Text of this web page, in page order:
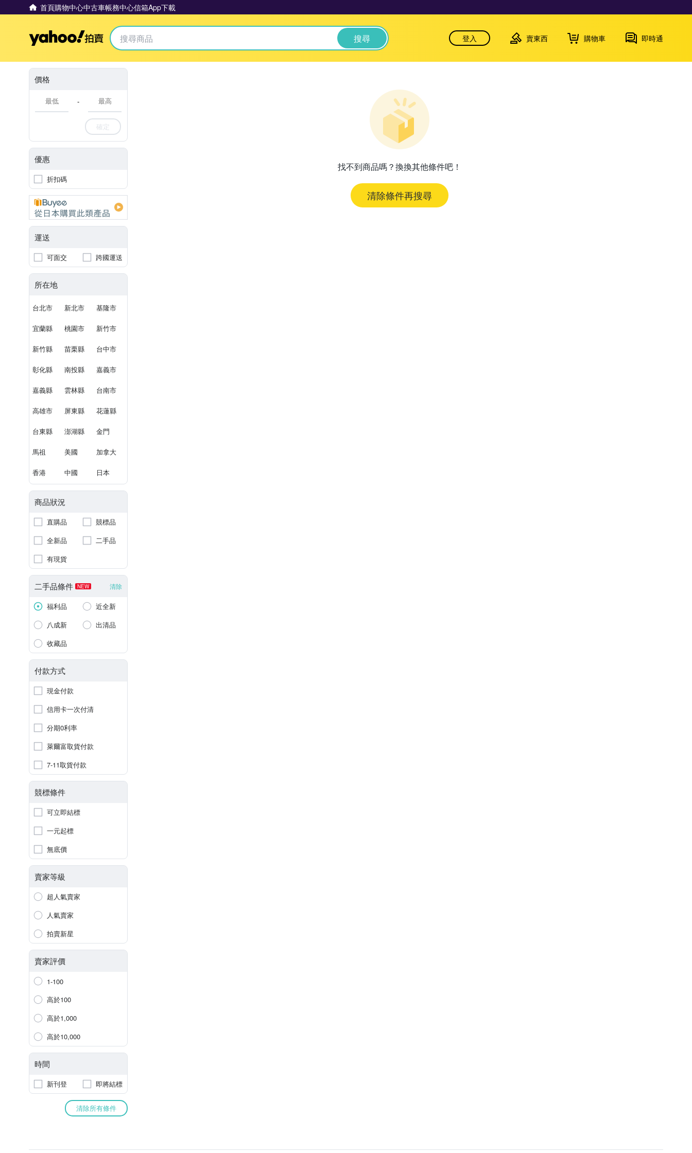
首頁購物中心中古車帳務中心信箱App下載
Yahoo拍賣 搜尋 登入 賣東西 購物車 即時通
價格
-
確定
優惠
折扣碼
運送
可面交 跨國運送
所在地
台北市 新北市 基隆市
宜蘭縣 桃園市 新竹市
新竹縣 苗栗縣 台中市
彰化縣 南投縣 嘉義市
嘉義縣 雲林縣 台南市
高雄市 屏東縣 花蓮縣
台東縣 澎湖縣 金門
馬祖 美國 加拿大
香港 中國 日本
商品狀況
直購品
競標品
全新品
二手品
有現貨
二手品條件 NEW 清除
福利品
近全新
八成新
出清品
收藏品
付款方式
現金付款
信用卡一次付清
分期0利率
萊爾富取貨付款
7-11取貨付款
競標條件
可立即結標
一元起標
無底價
賣家等級
超人氣賣家
人氣賣家
拍賣新星
賣家評價
1-100
高於100
高於1,000
高於10,000
時間
新刊登 即將結標
清除所有條件
找不到商品嗎？換換其他條件吧！
清除條件再搜尋